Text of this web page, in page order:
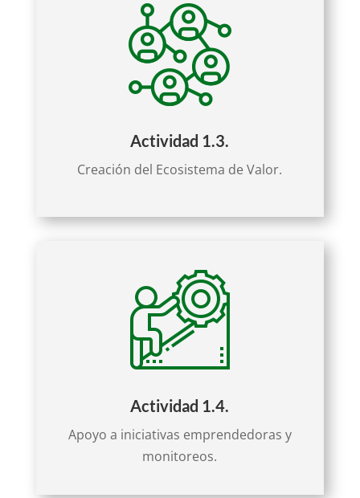
Actividad 1.3.
Creación del Ecosistema de Valor.
Actividad 1.4.
Apoyo a iniciativas emprendedoras y
monitoreos.